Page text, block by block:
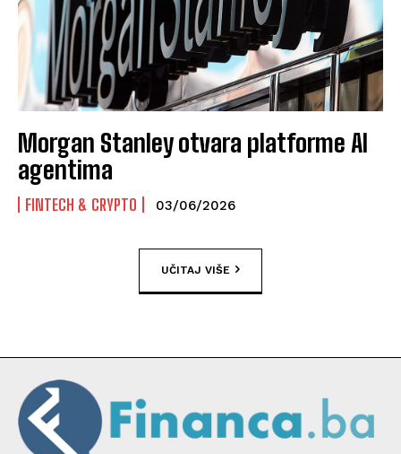
Morgan Stanley otvara platforme AI
agentima
FINTECH & CRYPTO 03/06/2026
UČITAJ VIŠE